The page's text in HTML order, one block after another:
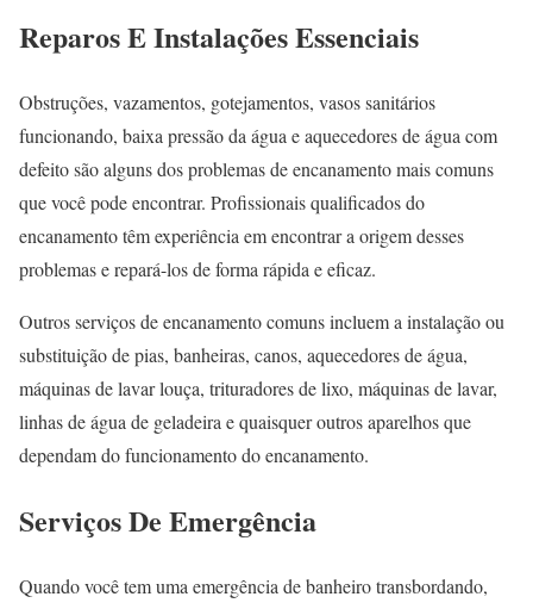
Reparos E Instalações Essenciais
Obstruções, vazamentos, gotejamentos, vasos sanitários
funcionando, baixa pressão da água e aquecedores de água com
defeito são alguns dos problemas de encanamento mais comuns
que você pode encontrar. Profissionais qualificados do
encanamento têm experiência em encontrar a origem desses
problemas e repará-los de forma rápida e eficaz.
Outros serviços de encanamento comuns incluem a instalação ou
substituição de pias, banheiras, canos, aquecedores de água,
máquinas de lavar louça, trituradores de lixo, máquinas de lavar,
linhas de água de geladeira e quaisquer outros aparelhos que
dependam do funcionamento do encanamento.
Serviços De Emergência
Quando você tem uma emergência de banheiro transbordando,